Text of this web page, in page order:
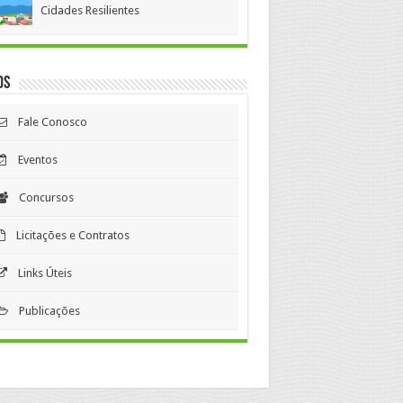
Cidades Resilientes
Fale Conosco
Eventos
Concursos
Licitações e Contratos
Links Úteis
Publicações